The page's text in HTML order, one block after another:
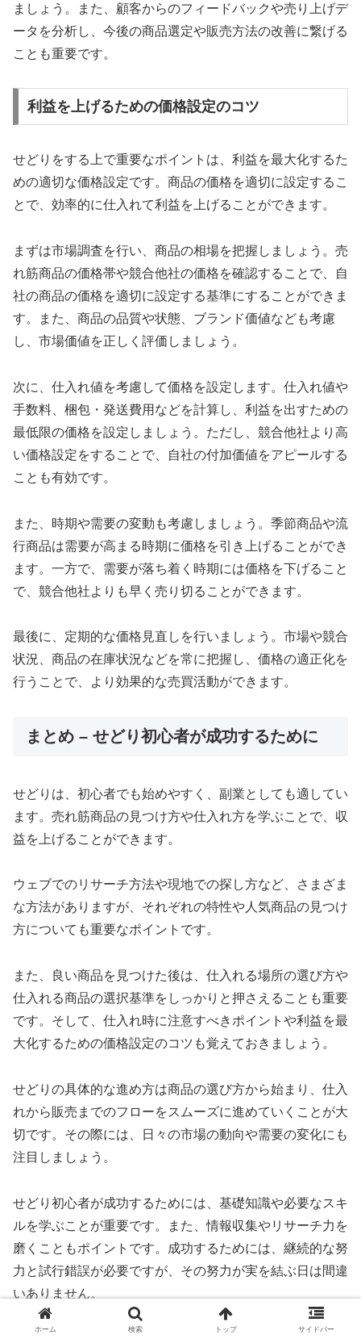
ましょう。また、顧客からのフィードバックや売り上げデ
ータを分析し、今後の商品選定や販売方法の改善に繋げる
ことも重要です。
利益を上げるための価格設定のコツ
せどりをする上で重要なポイントは、利益を最大化するた
めの適切な価格設定です。商品の価格を適切に設定するこ
とで、効率的に仕入れて利益を上げることができます。
まずは市場調査を行い、商品の相場を把握しましょう。売
れ筋商品の価格帯や競合他社の価格を確認することで、自
社の商品の価格を適切に設定する基準にすることができま
す。また、商品の品質や状態、ブランド価値なども考慮
し、市場価値を正しく評価しましょう。
次に、仕入れ値を考慮して価格を設定します。仕入れ値や
手数料、梱包・発送費用などを計算し、利益を出すための
最低限の価格を設定しましょう。ただし、競合他社より高
い価格設定をすることで、自社の付加価値をアピールする
ことも有効です。
また、時期や需要の変動も考慮しましょう。季節商品や流
行商品は需要が高まる時期に価格を引き上げることができ
ます。一方で、需要が落ち着く時期には価格を下げること
で、競合他社よりも早く売り切ることができます。
最後に、定期的な価格見直しを行いましょう。市場や競合
状況、商品の在庫状況などを常に把握し、価格の適正化を
行うことで、より効果的な売買活動ができます。
まとめ – せどり初心者が成功するために
せどりは、初心者でも始めやすく、副業としても適してい
ます。売れ筋商品の見つけ方や仕入れ方を学ぶことで、収
益を上げることができます。
ウェブでのリサーチ方法や現地での探し方など、さまざま
な方法がありますが、それぞれの特性や人気商品の見つけ
方についても重要なポイントです。
また、良い商品を見つけた後は、仕入れる場所の選び方や
仕入れる商品の選択基準をしっかりと押さえることも重要
です。そして、仕入れ時に注意すべきポイントや利益を最
大化するための価格設定のコツも覚えておきましょう。
せどりの具体的な進め方は商品の選び方から始まり、仕入
れから販売までのフローをスムーズに進めていくことが大
切です。その際には、日々の市場の動向や需要の変化にも
注目しましょう。
せどり初心者が成功するためには、基礎知識や必要なスキ
ルを学ぶことが重要です。また、情報収集やリサーチ力を
磨くこともポイントです。成功するためには、継続的な努
力と試行錯誤が必要ですが、その努力が実を結ぶ日は間違
いありません。
ホーム 検索 トップ サイドバー